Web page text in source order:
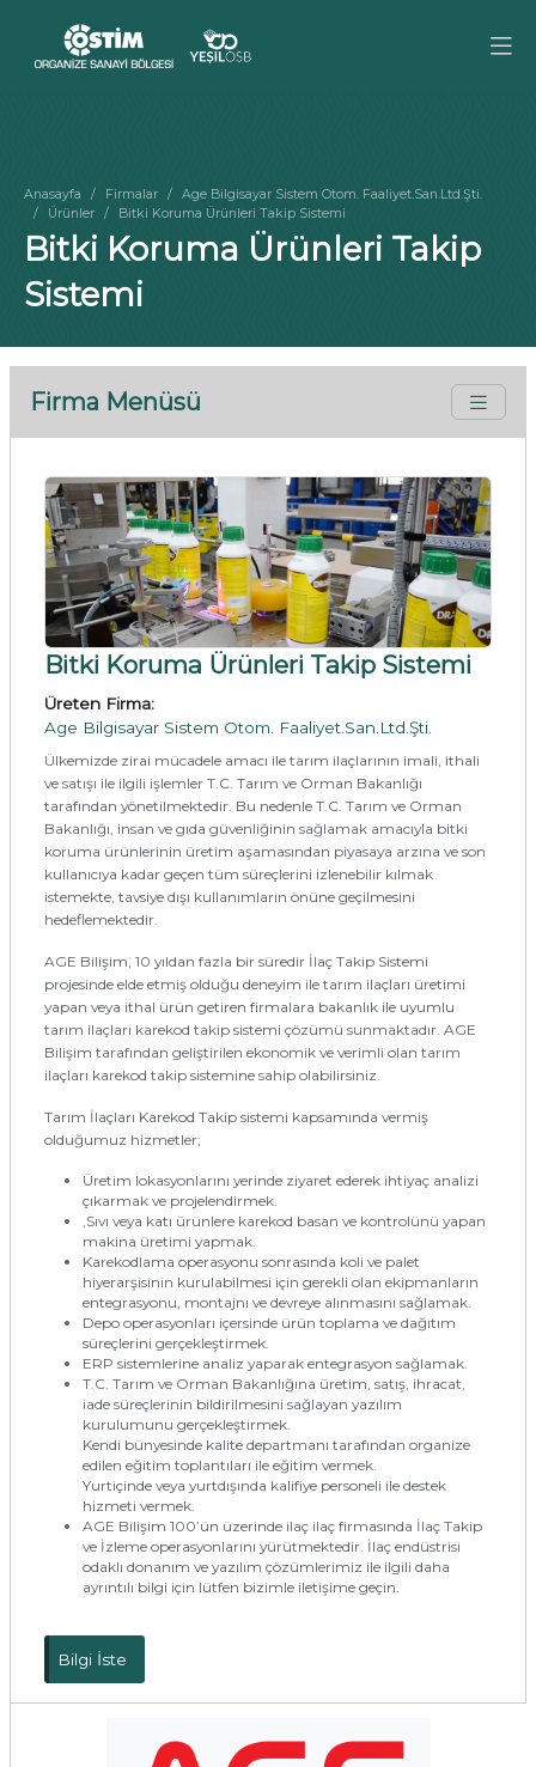
Anasayfa Firmalar
Age Bilgisayar Sistem Otom. Faaliyet.San.Ltd.Şti.
Ürünler
Bitki Koruma Ürünleri Takip Sistemi
Bitki Koruma Ürünleri Takip
Sistemi
Firma Menüsü
Bitki Koruma Ürünleri Takip Sistemi
Üreten Firma:
Age Bilgisayar Sistem Otom. Faaliyet.San.Ltd.Şti.
Ülkemizde zirai mücadele amacı ile tarım ilaçlarının imali, ithali
ve satışı ile ilgili işlemler T.C. Tarım ve Orman Bakanlığı
tarafından yönetilmektedir. Bu nedenle T.C. Tarım ve Orman
Bakanlığı, insan ve gıda güvenliğinin sağlamak amacıyla bitki
koruma ürünlerinin üretim aşamasından piyasaya arzına ve son
kullanıcıya kadar geçen tüm süreçlerini izlenebilir kılmak
istemekte, tavsiye dışı kullanımların önüne geçilmesini
hedeflemektedir.
AGE Bilişim, 10 yıldan fazla bir süredir İlaç Takip Sistemi
projesinde elde etmiş olduğu deneyim ile tarım ilaçları üretimi
yapan veya ithal ürün getiren firmalara bakanlık ile uyumlu
tarım ilaçları karekod takip sistemi çözümü sunmaktadır. AGE
Bilişim tarafından geliştirilen ekonomik ve verimli olan tarım
ilaçları karekod takip sistemine sahip olabilirsiniz.
Tarım İlaçları Karekod Takip sistemi kapsamında vermiş
olduğumuz hizmetler;
Üretim lokasyonlarını yerinde ziyaret ederek ihtiyaç analizi
çıkarmak ve projelendirmek.
,Sıvı veya katı ürünlere karekod basan ve kontrolünü yapan
makina üretimi yapmak.
Karekodlama operasyonu sonrasında koli ve palet
hiyerarşisinin kurulabilmesi için gerekli olan ekipmanların
entegrasyonu, montajnı ve devreye alınmasını sağlamak.
Depo operasyonları içersinde ürün toplama ve dağıtım
süreçlerini gerçekleştirmek.
ERP sistemlerine analiz yaparak entegrasyon sağlamak.
T.C. Tarım ve Orman Bakanlığına üretim, satış, ihracat,
iade süreçlerinin bildirilmesini sağlayan yazılım
kurulumunu gerçekleştirmek.
Kendi bünyesinde kalite departmanı tarafından organize
edilen eğitim toplantıları ile eğitim vermek.
Yurtiçinde veya yurtdışında kalifiye personeli ile destek
hizmeti vermek.
AGE Bilişim 100’ün üzerinde ilaç ilaç firmasında İlaç Takip
ve İzleme operasyonlarını yürütmektedir. İlaç endüstrisi
odaklı donanım ve yazılım çözümlerimiz ile ilgili daha
ayrıntılı bilgi için lütfen bizimle iletişime geçin.
Bilgi İste